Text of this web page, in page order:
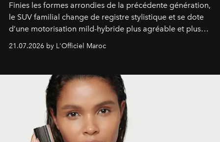
Finies les formes arrondies de la précédente génération,
le SUV familial change de registre stylistique et se dote
d’une motorisation mild-hybride plus agréable et plus
économe. à n’en pas douter, le nouveau C5 Aircross a
gagné en maturité.
21.07.2026 by L'Officiel Maroc